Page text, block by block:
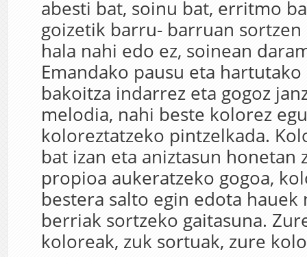
abesti bat, soinu bat, erritmo
goizetik barru- barruan sortzen
hala nahi edo ez, soinean
Emandako pausu eta
bakoitza indarrez eta gogoz
melodia, nahi beste kolorez
koloreztatzeko pintzelkada.
bat izan eta aniztasun honetan
propioa aukeratzeko gogoa,
bestera salto egin edota hauek
berriak sortzeko gaitasuna.
koloreak, zuk sortuak, zure